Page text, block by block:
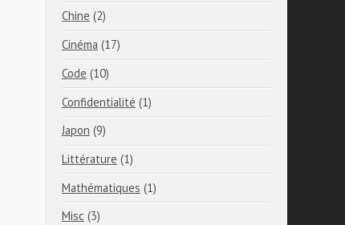
Chine (2)
Cinéma (17)
Code (10)
Confidentialité (1)
Japon (9)
Littérature (1)
Mathématiques (1)
Misc (3)